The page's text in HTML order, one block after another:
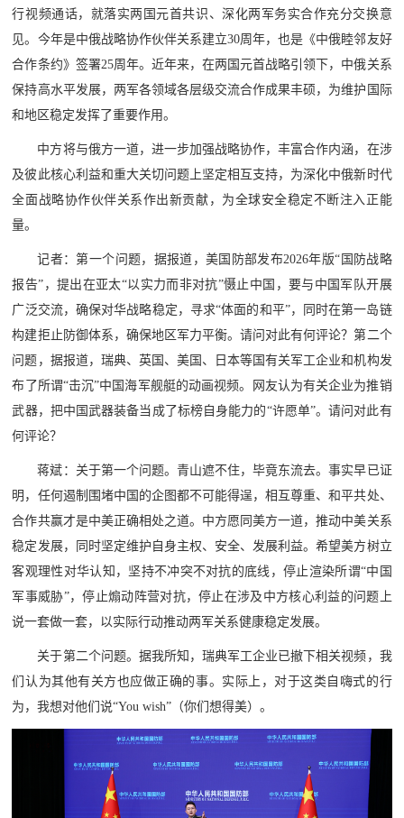
弟
兵
防
员
防
动
人
人
民
国
防
智
防
智
库
雄
模
范
英
雄
模
范
人
行视频通话，就落实两国元首共识、深化两军务实合作充分交换意
见。今年是中俄战略协作伙伴关系建立30周年，也是《中俄睦邻友好
合作条约》签署25周年。近年来，在两国元首战略引领下，中俄关系
保持高水平发展，两军各领域各层级交流合作成果丰硕，为维护国际
和地区稳定发挥了重要作用。
中方将与俄方一道，进一步加强战略协作，丰富合作内涵，在涉
及彼此核心利益和重大关切问题上坚定相互支持，为深化中俄新时代
全面战略协作伙伴关系作出新贡献，为全球安全稳定不断注入正能
量。
记者：第一个问题，据报道，美国防部发布2026年版“国防战略
报告”，提出在亚太“以实力而非对抗”慑止中国，要与中国军队开展
广泛交流，确保对华战略稳定，寻求“体面的和平”，同时在第一岛链
构建拒止防御体系，确保地区军力平衡。请问对此有何评论？第二个
问题，据报道，瑞典、英国、美国、日本等国有关军工企业和机构发
布了所谓“击沉”中国海军舰艇的动画视频。网友认为有关企业为推销
武器，把中国武器装备当成了标榜自身能力的“许愿单”。请问对此有
何评论？
蒋斌：关于第一个问题。青山遮不住，毕竟东流去。事实早已证
明，任何遏制围堵中国的企图都不可能得逞，相互尊重、和平共处、
合作共赢才是中美正确相处之道。中方愿同美方一道，推动中美关系
稳定发展，同时坚定维护自身主权、安全、发展利益。希望美方树立
客观理性对华认知，坚持不冲突不对抗的底线，停止渲染所谓“中国
军事威胁”，停止煽动阵营对抗，停止在涉及中方核心利益的问题上
说一套做一套，以实际行动推动两军关系健康稳定发展。
关于第二个问题。据我所知，瑞典军工企业已撤下相关视频，我
们认为其他有关方也应做正确的事。实际上，对于这类自嗨式的行
为，我想对他们说“You wish”（你们想得美）。